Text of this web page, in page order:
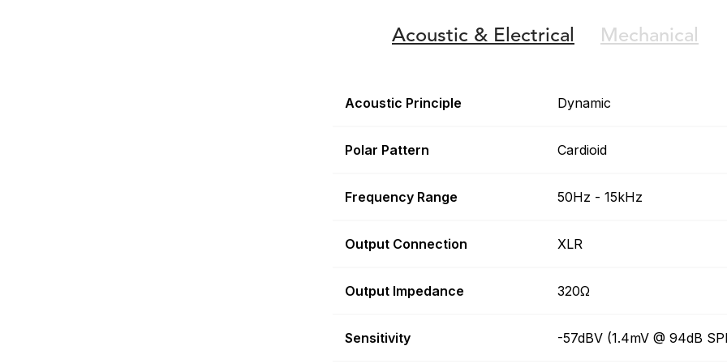
Acoustic & Electrical Mechanical
Acoustic Principle Dynamic
Polar Pattern Cardioid
Frequency Range 50Hz - 15kHz
Output Connection XLR
Output Impedance 320Ω
Sensitivity -57dBV (1.4mV @ 94dB